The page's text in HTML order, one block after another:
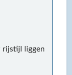
rijstijl liggen